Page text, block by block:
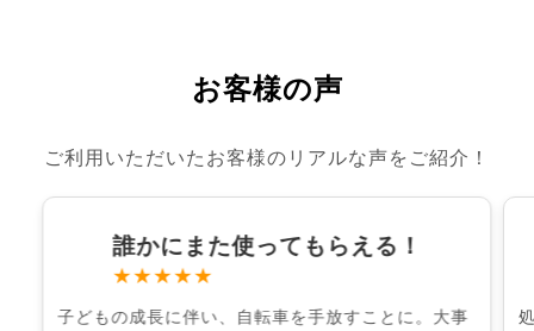
お客様の声
ご利用いただいたお客様のリアルな声をご紹介！
誰かにまた使ってもらえる！
★★★★★
子どもの成長に伴い、自転車を手放すことに。大事